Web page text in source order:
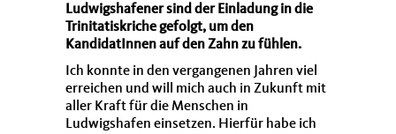
Ludwigshafener sind der Einladung in die
Trinitatiskriche gefolgt, um den
KandidatInnen auf den Zahn zu fühlen.
Ich konnte in den vergangenen Jahren viel
erreichen und will mich auch in Zukunft mit
aller Kraft für die Menschen in
Ludwigshafen einsetzen. Hierfür habe ich